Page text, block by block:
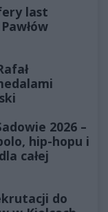
last
2026 –
hip-hopu i
całej
do